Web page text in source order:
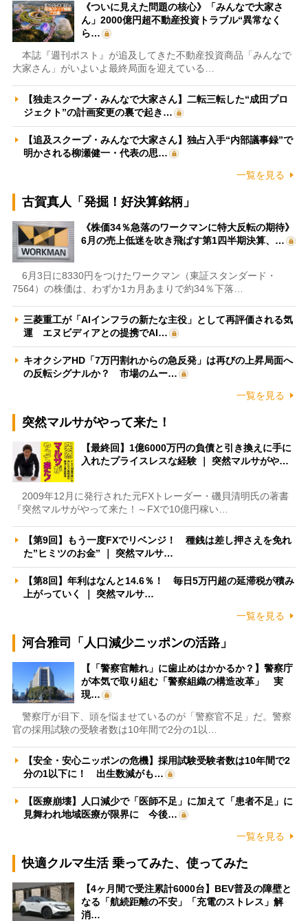
《ついに見えた問題の核心》「みんなで大家さ
ん」2000億円超不動産投資トラブル“異常なく
ら…
本誌『週刊ポスト』が追及してきた不動産投資商品「みんなで
大家さん」がいよいよ最終局面を迎えている…
【独走スクープ・みんなで大家さん】二転三転した“成田プロ
ジェクト”の計画変更の裏で起き…
【追及スクープ・みんなで大家さん】独占入手“内部議事録”で
明かされる柳瀬健一・代表の思…
一覧を見る
古賀真人「発掘！好決算銘柄」
《株価34％急落のワークマンに特大反転の期待》
6月の売上低迷を吹き飛ばす第1四半期決算、…
6月3日に8330円をつけたワークマン（東証スタンダード・
7564）の株価は、わずか1カ月あまりで約34％下落…
三菱重工が「AIインフラの新たな主役」として再評価される気
運 エヌビディアとの提携でAI…
キオクシアHD「7万円割れからの急反発」は再びの上昇局面へ
の反転シグナルか？ 市場のムー…
一覧を見る
突然マルサがやって来た！
【最終回】1億6000万円の負債と引き換えに手に
入れたプライスレスな経験 ｜ 突然マルサがや…
2009年12月に発行された元FXトレーダー・磯貝清明氏の著書
『突然マルサがやって来た！～FXで10億円稼い…
【第9回】もう一度FXでリベンジ！ 種銭は差し押さえを免れ
た”ヒミツのお金” ｜ 突然マルサ…
【第8回】年利はなんと14.6％！ 毎日5万円超の延滞税が積み
上がっていく ｜ 突然マルサ…
一覧を見る
河合雅司「人口減少ニッポンの活路」
【「警察官離れ」に歯止めはかかるか？】警察庁
が本気で取り組む「警察組織の構造改革」 実
現…
警察庁が目下、頭を悩ませているのが「警察官不足」だ。警察
官の採用試験の受験者数は10年間で2分の1以…
【安全・安心ニッポンの危機】採用試験受験者数は10年間で2
分の1以下に！ 出生数減がも…
【医療崩壊】人口減少で「医師不足」に加えて「患者不足」に
見舞われ地域医療が限界に 今後…
一覧を見る
快適クルマ生活 乗ってみた、使ってみた
【4ヶ月間で受注累計6000台】BEV普及の障壁と
なる「航続距離の不安」「充電のストレス」解
消…